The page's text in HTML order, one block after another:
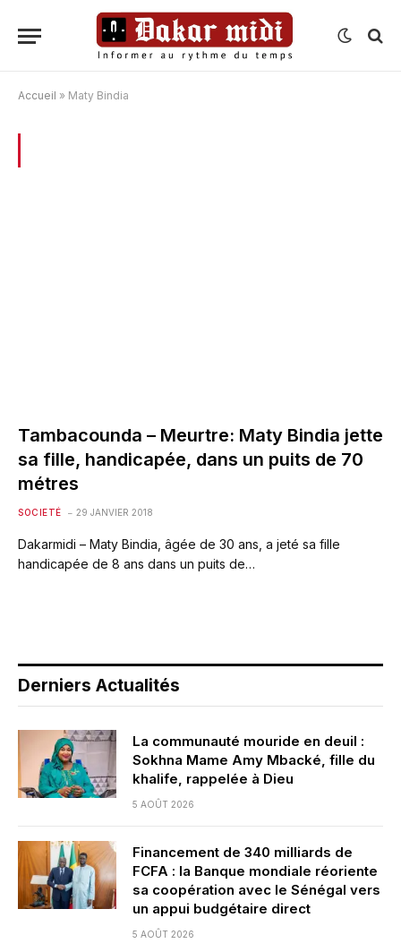
Accueil » Maty Bindia
Tambacounda – Meurtre: Maty Bindia jette
sa fille, handicapée, dans un puits de 70
métres
SOCIETÉ 29 JANVIER 2018
Dakarmidi – Maty Bindia, âgée de 30 ans, a jeté sa fille
handicapée de 8 ans dans un puits de…
Derniers Actualités
La communauté mouride en deuil :
Sokhna Mame Amy Mbacké, fille du
khalife, rappelée à Dieu
5 AOÛT 2026
Financement de 340 milliards de
FCFA : la Banque mondiale réoriente
sa coopération avec le Sénégal vers
un appui budgétaire direct
5 AOÛT 2026